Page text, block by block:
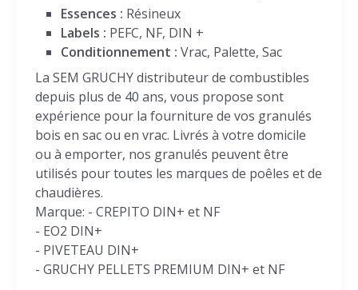
Essences : Résineux
Labels : PEFC, NF, DIN +
Conditionnement : Vrac, Palette, Sac
La SEM GRUCHY distributeur de combustibles
depuis plus de 40 ans, vous propose sont
expérience pour la fourniture de vos granulés
bois en sac ou en vrac. Livrés à votre domicile
ou à emporter, nos granulés peuvent être
utilisés pour toutes les marques de poêles et de
chaudières.
Marque: - CREPITO DIN+ et NF
- EO2 DIN+
- PIVETEAU DIN+
- GRUCHY PELLETS PREMIUM DIN+ et NF